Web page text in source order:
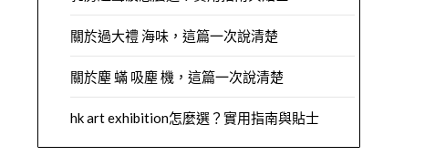
關於過大禮 海味，這篇一次說清楚
關於塵 蟎 吸塵 機，這篇一次說清楚
hk art exhibition怎麼選？實用指南與貼士